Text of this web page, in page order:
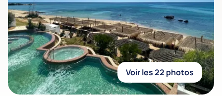
Voir les 22 photos